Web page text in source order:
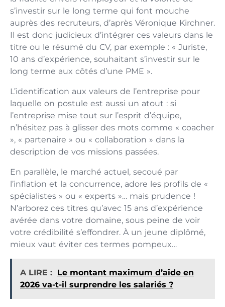
s’investir sur le long terme qui font mouche
auprès des recruteurs, d’après Véronique Kirchner.
Il est donc judicieux d’intégrer ces valeurs dans le
titre ou le résumé du CV, par exemple : « Juriste,
10 ans d’expérience, souhaitant s’investir sur le
long terme aux côtés d’une PME ».
L’identification aux valeurs de l’entreprise pour
laquelle on postule est aussi un atout : si
l’entreprise mise tout sur l’esprit d’équipe,
n’hésitez pas à glisser des mots comme « coacher
», « partenaire » ou « collaboration » dans la
description de vos missions passées.
En parallèle, le marché actuel, secoué par
l’inflation et la concurrence, adore les profils de «
spécialistes » ou « experts »… mais prudence !
N’arborez ces titres qu’avec 15 ans d’expérience
avérée dans votre domaine, sous peine de voir
votre crédibilité s’effondrer. À un jeune diplômé,
mieux vaut éviter ces termes pompeux…
A LIRE : Le montant maximum d’aide en
2026 va-t-il surprendre les salariés ?